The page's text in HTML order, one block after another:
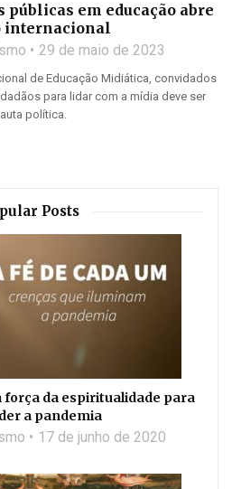
em educação abre
internacional
29 de maio de 2023
de Educação Midiática, convidados
para lidar com a mídia deve ser
política.
Posts
da espiritualidade para
a pandemia
17 de junho de 2020